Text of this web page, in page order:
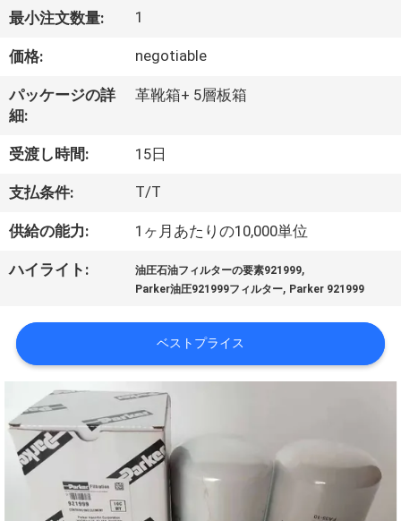
ト
デ
オ
達
に
つ
い
工
最小注文数量: 1
価格: negotiable
パッケージの詳
細:
革靴箱+ 5層板箱
受渡し時間: 15日
支払条件: T/T
供給の能力: 1ヶ月あたりの10,000単位
ハイライト: 油圧石油フィルターの要素921999,
Parker油圧921999フィルター, Parker 921999
ベストプライス